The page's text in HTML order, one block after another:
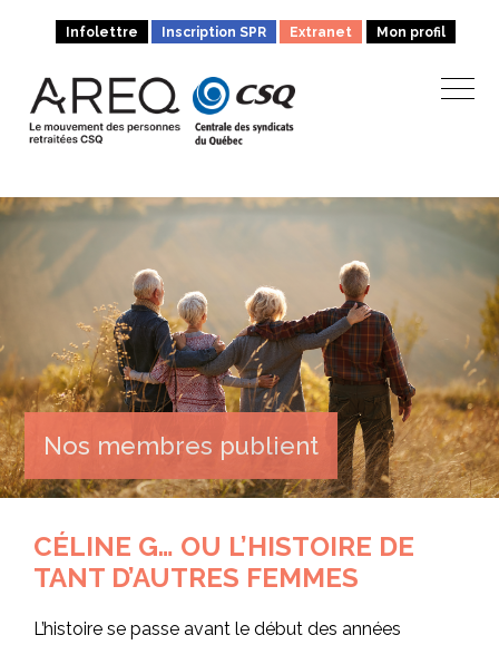
Infolettre Inscription SPR Extranet Mon profil
Nos membres publient
CÉLINE G… OU L’HISTOIRE DE
TANT D’AUTRES FEMMES
L’histoire se passe avant le début des années